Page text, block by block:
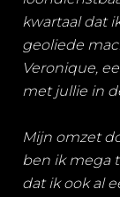
kwartaal dat
geoliede
Veronique,
met jullie in
Mijn omzet
ben ik mega
dat ik ook al